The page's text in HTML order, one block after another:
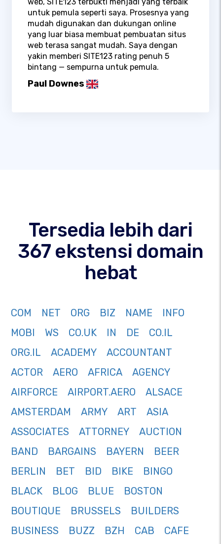
untuk pemula seperti saya. Prosesnya yang
mudah digunakan dan dukungan online
yang luar biasa membuat pembuatan situs
web terasa sangat mudah. Saya dengan
yakin memberi SITE123 rating penuh 5
bintang — sempurna untuk pemula.
Paul Downes
Tersedia lebih dari
367 ekstensi domain
hebat
COM NET ORG BIZ NAME
INFO
MOBI
WS CO.UK IN DE
CO.IL
ORG.IL
ACADEMY
ACCOUNTANT
ACTOR
AERO AFRICA
AGENCY
AIRFORCE
AIRPORT.AERO
ALSACE
AMSTERDAM
ARMY ART
ASIA
ASSOCIATES
ATTORNEY
AUCTION
BAND
BARGAINS BAYERN
BEER
BERLIN
BET BID BIKE
BINGO
BLACK
BLOG BLUE
BOSTON
BOUTIQUE
BRUSSELS
BUILDERS
BUSINESS
BUZZ BZH CAB
CAFE